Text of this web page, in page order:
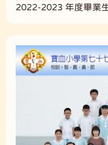
2022-2023 年度畢業